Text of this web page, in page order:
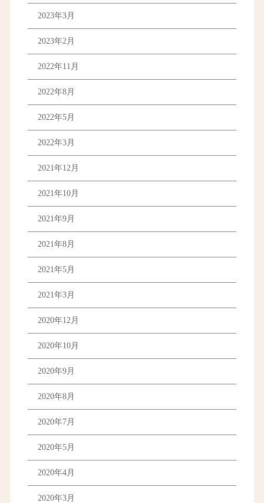
2023年3月
2023年2月
2022年11月
2022年8月
2022年5月
2022年3月
2021年12月
2021年10月
2021年9月
2021年8月
2021年5月
2021年3月
2020年12月
2020年10月
2020年9月
2020年8月
2020年7月
2020年5月
2020年4月
2020年3月